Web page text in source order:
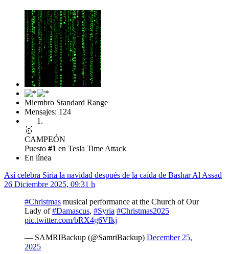
Miembro Standard Range
Mensajes: 124
🥇
CAMPEÓN
Puesto #1 en Tesla Time Attack
En línea
Así celebra Siria la navidad después de la caída de Bashar Al Assad
26 Diciembre 2025, 09:31 h
#Christmas musical performance at the Church of Our
Lady of#Damascus, #Syria #Christmas2025
pic.twitter.com/bRX4g6VIkj
— SAMRIBackup (@SamriBackup) December 25,
2025